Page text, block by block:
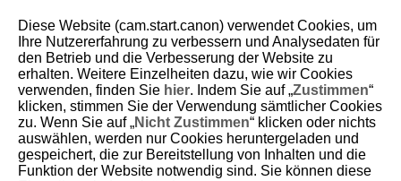
D388-008
Über dieses Handbuch
Symbole in diesem Handbuch
Diese Website (cam.start.canon) verwendet Cookies, um
Ihre Nutzererfahrung zu verbessern und Analysedaten für
den Betrieb und die Verbesserung der Website zu
erhalten. Weitere Einzelheiten dazu, wie wir Cookies
verwenden, finden Sie hier. Indem Sie auf „Zustimmen“
klicken, stimmen Sie der Verwendung sämtlicher Cookies
zu. Wenn Sie auf „Nicht Zustimmen“ klicken oder nichts
auswählen, werden nur Cookies heruntergeladen und
gespeichert, die zur Bereitstellung von Inhalten und die
Funktion der Website notwendig sind. Sie können diese